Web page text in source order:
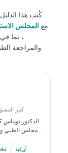
كُتب هذا
مع المجلس
، بما
والمراجعة
كبير
الدكتور
في طب
أوركيد